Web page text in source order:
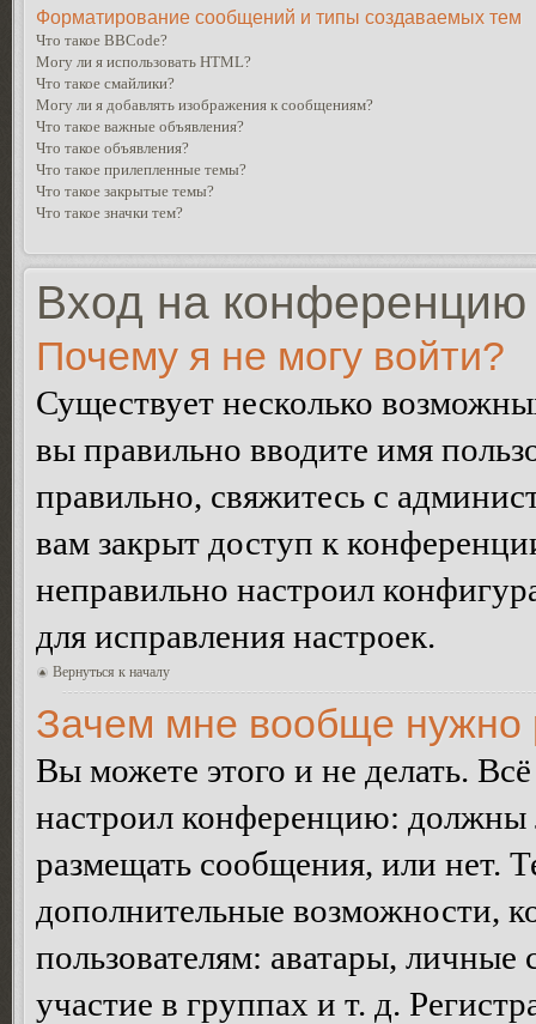
Форматирование сообщений и типы создаваемых тем
Что такое BBCode?
Могу ли я использовать HTML?
Что такое смайлики?
Могу ли я добавлять изображения к сообщениям?
Что такое важные объявления?
Что такое объявления?
Что такое прилепленные темы?
Что такое закрытые темы?
Что такое значки тем?
Вход на конференцию
Почему я не могу войти?
Существует несколько
вы правильно вводите имя
правильно, свяжитесь с
вам закрыт доступ к
неправильно настроил
для исправления настроек.
Вернуться к началу
Зачем мне вообще нужно
Вы можете этого и не делать.
настроил конференцию: должны
размещать сообщения, или нет.
дополнительные возможности,
пользователям: аватары,
участие в группах и т. д.